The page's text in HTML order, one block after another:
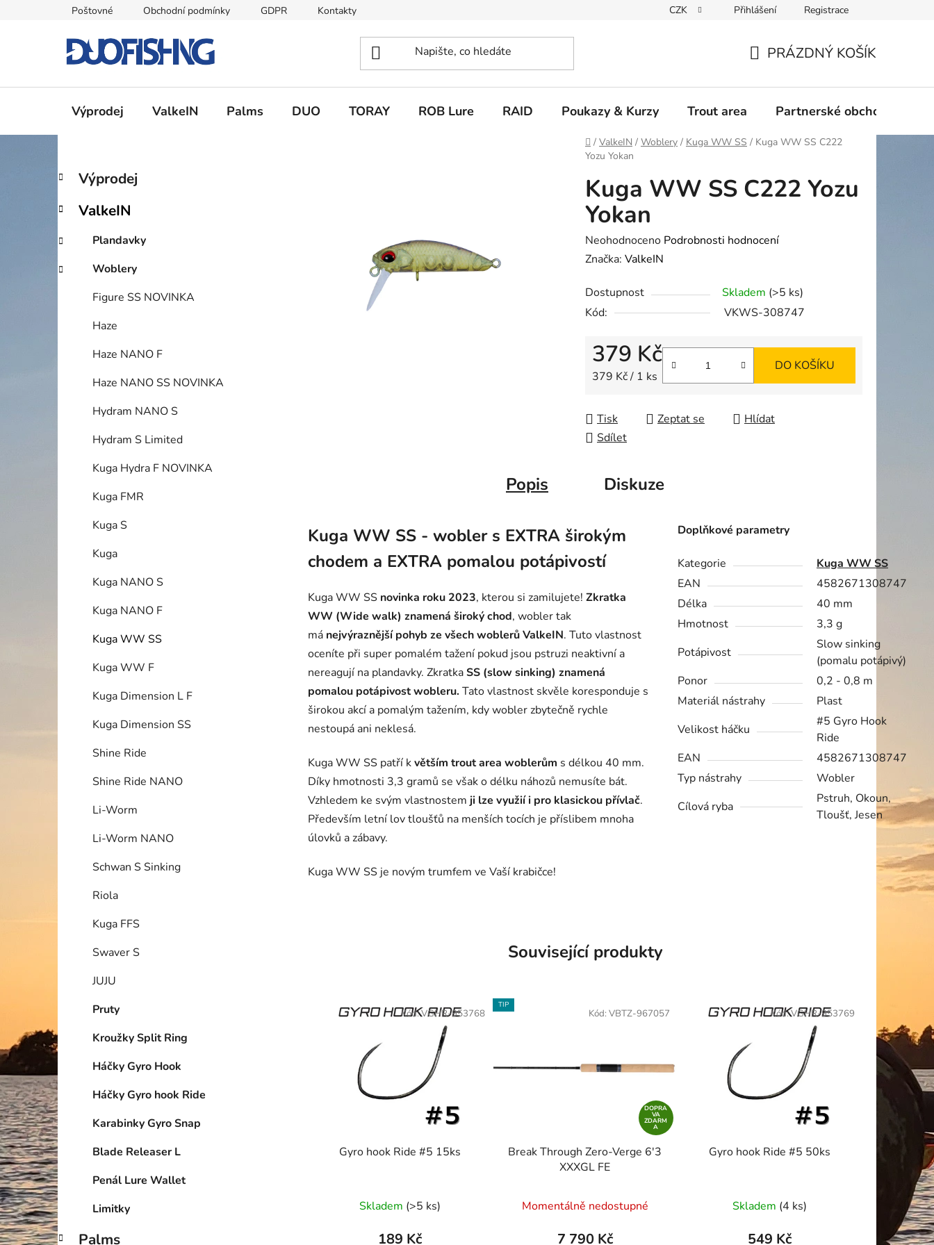
Poštovné Obchodní podmínky GDPR Kontakty CZK Přihlášení Registrace
KOŠÍK
PRÁZDNÝ KOŠÍK
Výprodej ValkeIN Palms DUO TORAY ROB Lure RAID Poukazy & Kurzy Trout area Partnerské obchody
Domů
/ ValkeIN / Woblery / Kuga WW SS / Kuga WW SS C222
Yozu Yokan
P
s
r
a
n
Přeskočit
kategorie
K
a
e
o
i
Výprodej
ValkeIN
Plandavky
Woblery
Figure SS NOVINKA
Haze
Haze NANO F
Haze NANO SS NOVINKA
Hydram NANO S
Hydram S Limited
Kuga Hydra F NOVINKA
Kuga FMR
Kuga S
Kuga
Kuga NANO S
Kuga NANO F
Kuga WW SS
Kuga WW F
Kuga Dimension L F
Kuga Dimension SS
Shine Ride
Shine Ride NANO
Li-Worm
Li-Worm NANO
Schwan S Sinking
Riola
Kuga FFS
Swaver S
JUJU
Pruty
Kroužky Split Ring
Háčky Gyro Hook
Háčky Gyro hook Ride
Karabinky Gyro Snap
Blade Releaser L
Penál Lure Wallet
Limitky
Palms
Kuga WW SS C222 Yozu
Yokan
Průměrné
hodnocení
je
0,0
hvězdiček.
Neohodnoceno Podrobnosti hodnocení
Značka: ValkeIN
Dostupnost Skladem (>5 ks)
Kód:
VKWS-308747
379 Kč
Měrná cena:
379 Kč / 1 ks
DO KOŠÍKU
Tisk Zeptat se
Hlídat
Sdílet
Popis Diskuze
Kuga WW SS - wobler s EXTRA širokým
chodem a EXTRA pomalou potápivostí
Kuga WW SS novinka roku 2023, kterou si zamilujete! Zkratka
WW (Wide walk) znamená široký chod, wobler tak
má nejvýraznější pohyb ze všech woblerů ValkeIN. Tuto vlastnost
oceníte při super pomalém tažení pokud jsou pstruzi neaktivní a
nereagují na plandavky. ZkratkaSS (slow sinking) znamená
pomalou potápivost wobleru. Tato vlastnost skvěle koresponduje s
širokou akcí a pomalým tažením, kdy wobler zbytečně rychle
nestoupá ani neklesá.
Kuga WW SS patří květším trout area woblerům s délkou 40 mm.
Díky hmotnosti 3,3 gramů se však o délku náhozů nemusíte bát.
Vzhledem ke svým vlastnostem ji lze využií i pro klasickou přívlač.
Především letní lov tloušťů na menších tocích je příslibem mnoha
úlovků a zábavy.
Kuga WW SS je novým trumfem ve Vaší krabičce!
Doplňkové parametry
Kategorie
Kuga WW SS
EAN
4582671308747
Délka
40 mm
Hmotnost
3,3 g
Potápivost
Slow sinking
(pomalu potápivý)
Ponor
0,2 - 0,8 m
Materiál nástrahy
Plast
Velikost háčku
#5 Gyro Hook
Ride
EAN
4582671308747
Typ nástrahy
Wobler
Cílová ryba
Pstruh, Okoun,
Tloušť, Jesen
Související produkty
Gyro hook Ride #5 15ks
Skladem (>5 ks)
189 Kč
Kód:VGHR-953768
TIP
DOPRA
VA
ZDARM
A
Break Through Zero-Verge 6'3
XXXGL FE
hodnocení
produktu
Momentálně nedostupné
7 790 Kč
Kód: VBTZ-967057
Gyro hook Ride #5 50ks
Skladem (4 ks)
549 Kč
Kód:VGHR-953769